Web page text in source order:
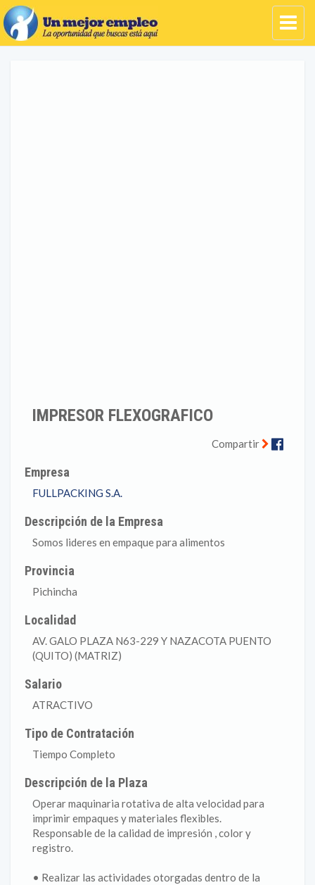
IMPRESOR FLEXOGRAFICO
Compartir
Empresa
FULLPACKING S.A.
Descripción de la Empresa
Somos lideres en empaque para alimentos
Provincia
Pichincha
Localidad
AV. GALO PLAZA N63-229 Y NAZACOTA PUENTO
(QUITO) (MATRIZ)
Salario
ATRACTIVO
Tipo de Contratación
Tiempo Completo
Descripción de la Plaza
Operar maquinaria rotativa de alta velocidad para
imprimir empaques y materiales flexibles.
Responsable de la calidad de impresión , color y
registro.
• Realizar las actividades otorgadas dentro de la